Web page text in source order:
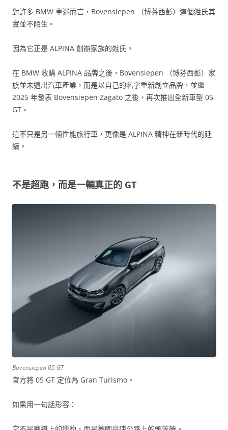
對許多 BMW 車迷而言，Bovensiepen （博芬西彭）這個姓氏其
實並不陌生。
因為它正是 ALPINA 創辦家族的姓氏。
在 BMW 收購 ALPINA 品牌之後，Bovensiepen （博芬西彭）家
族並未退出汽車產業，而是以自己的名字重新創立品牌，並繼
2025 年發表 Bovensiepen Zagato 之後，再次推出全新車型 05
GT。
這不只是另一輛性能旅行車，更像是 ALPINA 精神在新時代的延
續。
不是超跑，而是一輛真正的 GT
Bovensiepen 05 GT
官方將 05 GT 定位為 Gran Turismo。
如果用一句話形容：